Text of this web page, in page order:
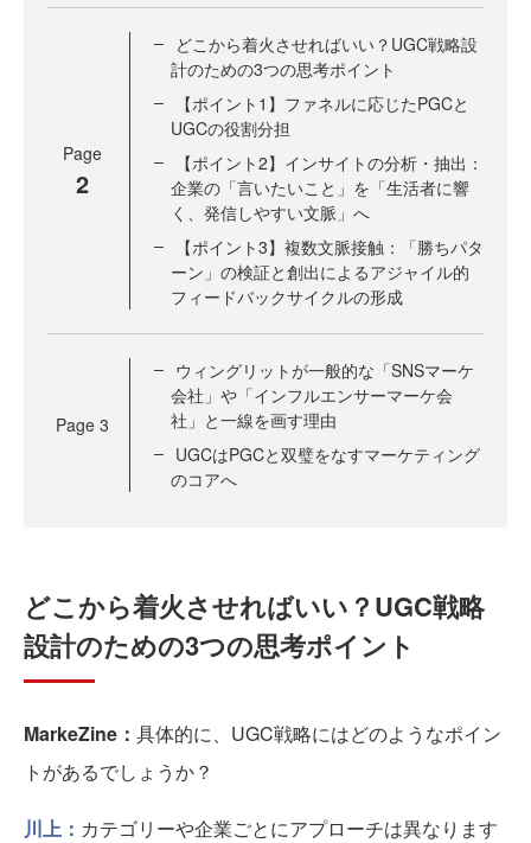
Page
2
どこから着火させればいい？UGC戦略設
計のための3つの思考ポイント
【ポイント1】ファネルに応じたPGCと
UGCの役割分担
【ポイント2】インサイトの分析・抽出：
企業の「言いたいこと」を「生活者に響
く、発信しやすい文脈」へ
【ポイント3】複数文脈接触：「勝ちパタ
ーン」の検証と創出によるアジャイル的
フィードバックサイクルの形成
Page 3
ウィングリットが一般的な「SNSマーケ
会社」や「インフルエンサーマーケ会
社」と一線を画す理由
UGCはPGCと双璧をなすマーケティング
のコアへ
どこから着火させればいい？UGC戦略
設計のための3つの思考ポイント
MarkeZine： 具体的に、UGC戦略にはどのようなポイン
トがあるでしょうか？
川上： カテゴリーや企業ごとにアプローチは異なります